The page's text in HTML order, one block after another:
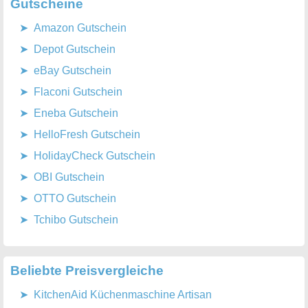
Gutscheine
Amazon Gutschein
Depot Gutschein
eBay Gutschein
Flaconi Gutschein
Eneba Gutschein
HelloFresh Gutschein
HolidayCheck Gutschein
OBI Gutschein
OTTO Gutschein
Tchibo Gutschein
Beliebte Preisvergleiche
KitchenAid Küchenmaschine Artisan